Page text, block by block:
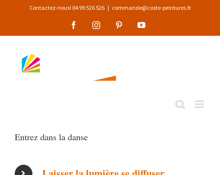
Contactez-nous! 04 99 526 526 | commande@coste-peintures.fr
FacebookInstagramPinterestYouTube
Entrez dans la danse